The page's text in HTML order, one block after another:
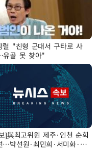
렬 "친형 군대서 구타로 사
골 못 찾아"
]與최고위원 제주·인천 순회
…박선원·최민희·서미화·한